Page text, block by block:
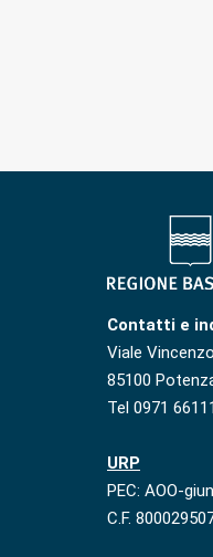
Contatti e
Viale
85100
Tel 0971
URP
PEC: AOO-
C.F.